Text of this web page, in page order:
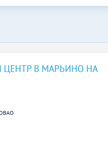
В МАРЬИНО НА